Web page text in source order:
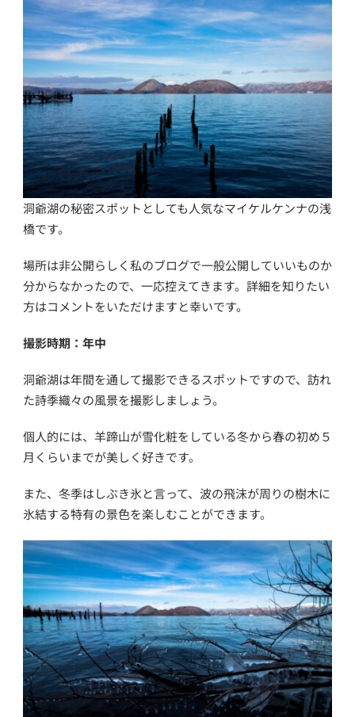
洞爺湖の秘密スポットとしても人気なマイケルケンナの浅
橋です。
場所は非公開らしく私のブログで一般公開していいものか
分からなかったので、一応控えてきます。詳細を知りたい
方はコメントをいただけますと幸いです。
撮影時期：年中
洞爺湖は年間を通して撮影できるスポットですので、訪れ
た詩季織々の風景を撮影しましょう。
個人的には、羊蹄山が雪化粧をしている冬から春の初め５
月くらいまでが美しく好きです。
また、冬季はしぶき氷と言って、波の飛沫が周りの樹木に
氷結する特有の景色を楽しむことができます。